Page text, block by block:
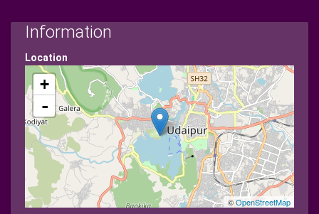
Information
Location
+
-
©OpenStreetMap